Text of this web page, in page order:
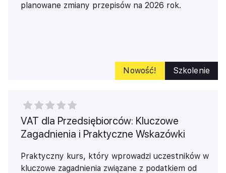
planowane zmiany przepisów na 2026 rok.
Nowość! Szkolenie
VAT dla Przedsiębiorców: Kluczowe
Zagadnienia i Praktyczne Wskazówki
Praktyczny kurs, który wprowadzi uczestników w
kluczowe zagadnienia związane z podatkiem od